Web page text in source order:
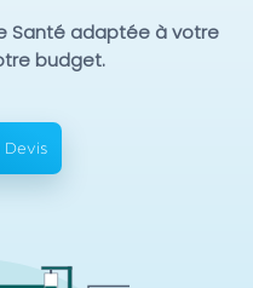
Santé adaptée à votre
budget.
Devis